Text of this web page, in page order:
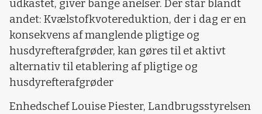
udkastet, giver bange anelser. Der står blandt
andet: Kvælstofkvotereduktion, der i dag er en
konsekvens af manglende pligtige og
husdyrefterafgrøder, kan gøres til et aktivt
alternativ til etablering af pligtige og
husdyrefterafgrøder
Enhedschef Louise Piester, Landbrugsstyrelsen